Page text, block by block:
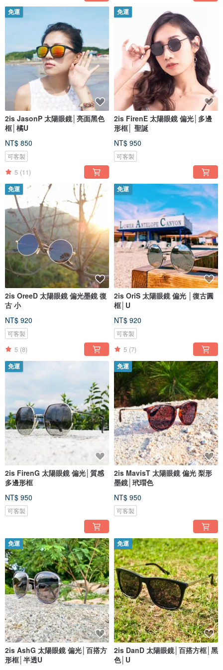
免運
2is JasonP 太陽眼鏡│亮面黑色
框│橘U
NT$ 850
可客製
5 (11)
免運
2is FirenE 太陽眼鏡 偏光│多邊
形框│ 聖誕
NT$ 950
可客製
免運
2is OreeD 太陽眼鏡 偏光墨鏡 復
古 小
NT$ 920
可客製
5 (8)
免運
2is OriS 太陽眼鏡 偏光 │復古圓
框│U
NT$ 920
可客製
5 (7)
免運
2is FirenG 太陽眼鏡 偏光│質感
多邊形框
NT$ 950
可客製
免運
2is MavisT 太陽眼鏡 偏光 梨形
墨鏡│玳瑁色
NT$ 950
可客製
免運
2is AshG 太陽眼鏡 偏光│百搭方
形框│半透U
免運
2is DanD 太陽眼鏡│百搭方框│黑
色│U